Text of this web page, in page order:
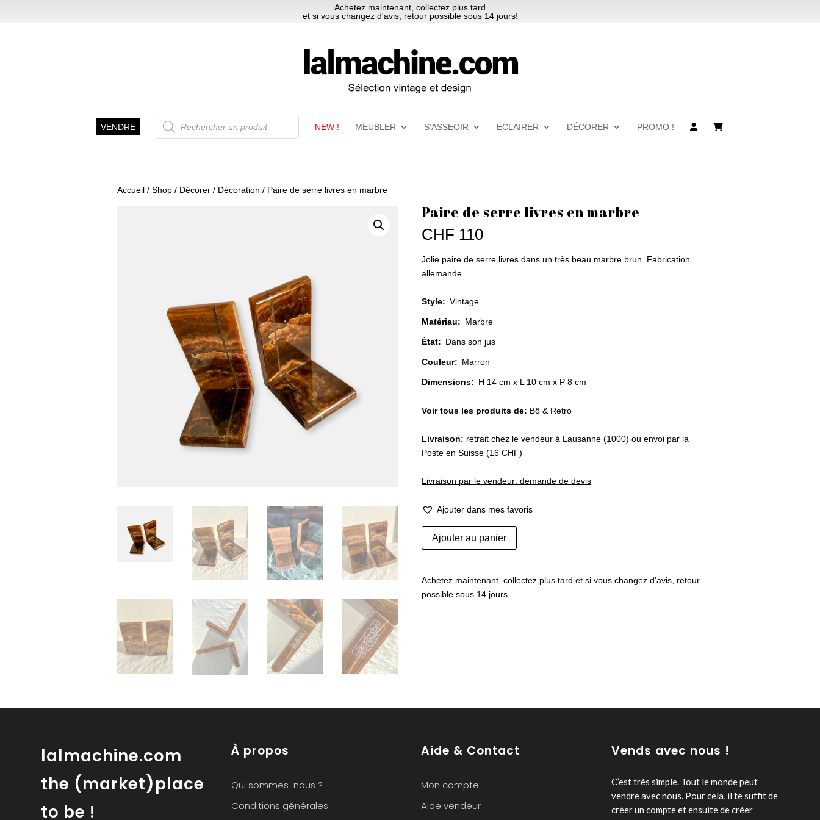
Achetez maintenant, collectez plus tard
et si vous changez d'avis, retour possible sous 14 jours!
VENDRE
Recherche
de
produits
NEW ! MEUBLER S’ASSEOIR ÉCLAIRER DÉCORER PROMO !
Accueil / Shop / Décorer / Décoration / Paire de serre livres en marbre
Paire de serre livres en marbre
CHF 110
Jolie paire de serre livres dans un très beau marbre brun. Fabrication
allemande.
Style: Vintage
Matériau: Marbre
État: Dans son jus
Couleur: Marron
Dimensions: H 14 cm x L 10 cm x P 8 cm
Voir tous les produits de: Bô & Retro
Livraison: retrait chez le vendeur à Lausanne (1000) ou envoi par la
Poste en Suisse (16 CHF)
Livraison par le vendeur: demande de devis
Ajouter dans mes favoris
quantité
de
livres
Ajouter au panier
Achetez maintenant, collectez plus tard et si vous changez d’avis, retour
possible sous 14 jours
lalmachine.com
the (market)place
to be !
À propos
Qui sommes-nous ?
Conditions générales
Aide & Contact
Mon compte
Aide vendeur
Vends avec nous !
C’est très simple. Tout le monde peut
vendre avec nous. Pour cela, il te suffit de
créer un compte et ensuite de créer